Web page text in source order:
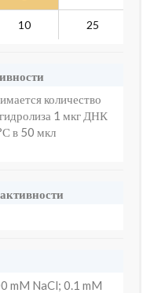
10 25
количество
1 мкг ДНК
в 50 мкл
mM NaCl; 0.1 mM